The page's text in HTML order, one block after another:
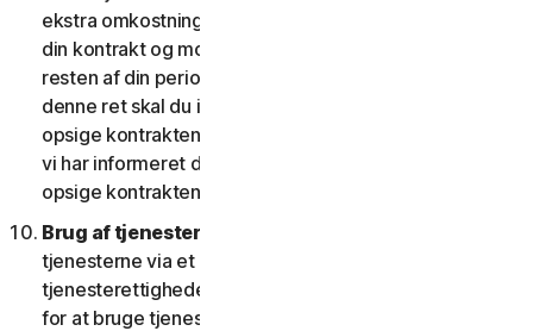
ekstra omkostninger; eller (ii) giver dig ret til at opsige
din kontrakt og modtage en pro rata refusion for
resten af din periode med tjenesten. For at udøve
denne ret skal du informere os om dit ønske om at
opsige kontrakten inden for fjorten (14) dage efter, at
vi har informeret dig om ændringen og din ret til at
opsige kontrakten.
Brug af tjenester over et netværk.
tjenesterne via et netværk, forudsat at dine
tjenesterettigheder giver dig adgang til eller mulighed
for at bruge tjenesterne på mere end én enhed, og